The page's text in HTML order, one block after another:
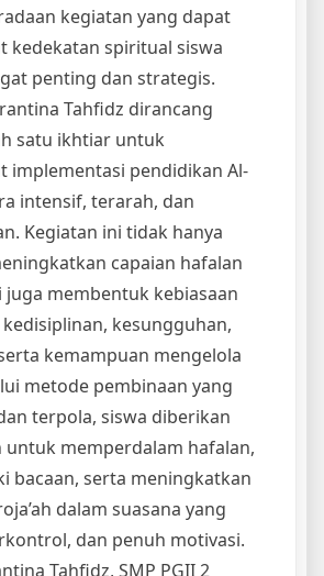
kegiatan yang dapat
kedekatan spiritual siswa
penting dan strategis.
Tahfidz dirancang
satu ikhtiar untuk
implementasi pendidikan Al-
intensif, terarah, dan
Kegiatan ini tidak hanya
capaian hafalan
juga membentuk kebiasaan
kesungguhan,
kemampuan mengelola
metode pembinaan yang
terpola, siswa diberikan
untuk memperdalam hafalan,
bacaan, serta meningkatkan
dalam suasana yang
dan penuh motivasi.
Tahfidz, SMP PGII 2